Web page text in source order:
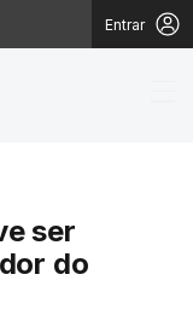
Entrar
ser
do